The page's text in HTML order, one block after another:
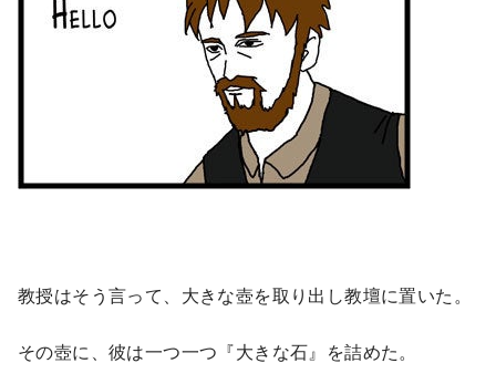
教授はそう言って、大きな壺を取り出し教壇に置いた。
その壺に、彼は一つ一つ『大きな石』を詰めた。